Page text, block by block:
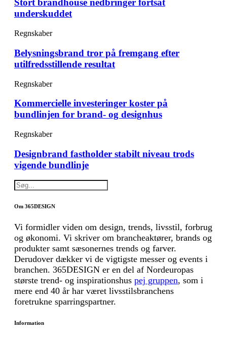
Stort brandhouse nedbringer fortsat
underskuddet
Regnskaber
Belysningsbrand tror på fremgang efter
utilfredsstillende resultat
Regnskaber
Kommercielle investeringer koster på
bundlinjen for brand- og designhus
Regnskaber
Designbrand fastholder stabilt niveau trods
vigende bundlinje
Om 365DESIGN
Vi formidler viden om design, trends, livsstil, forbrug
og økonomi. Vi skriver om brancheaktører, brands og
produkter samt sæsonernes trends og farver.
Derudover dækker vi de vigtigste messer og events i
branchen. 365DESIGN er en del af Nordeuropas
største trend- og inspirationshus pej gruppen, som i
mere end 40 år har været livsstilsbranchens
foretrukne sparringspartner.
Information